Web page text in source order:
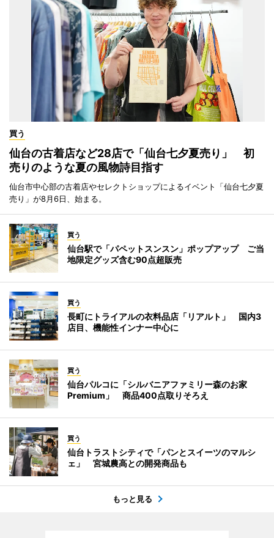
買う
仙台の古着店など28店で「仙台七夕夏売り」 初
売りのような夏の風物詩目指す
仙台市中心部の古着店やセレクトショップによるイベント「仙台七夕夏
売り」が8月6日、始まる。
買う
仙台駅で「パペットスンスン」ポップアップ ご当
地限定グッズ含む90点超販売
買う
長町にトライアルの衣料品店「リアルト」 国内3
店目、機能性インナー中心に
買う
仙台パルコに「シルバニアファミリー森のお家
Premium」 商品400点取りそろえ
買う
仙台トラストシティで「パンとスイーツのマルシ
ェ」 宮城農高との開発商品も
もっと見る